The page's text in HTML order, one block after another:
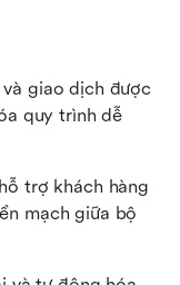
giao dịch được
quy trình dễ
trợ khách hàng
mạch giữa bộ